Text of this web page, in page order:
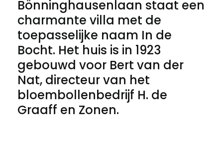
Bönninghausenlaan staat een
charmante villa met de
toepasselijke naam In de
Bocht. Het huis is in 1923
gebouwd voor Bert van der
Nat, directeur van het
bloembollenbedrijf H. de
Graaff en Zonen.